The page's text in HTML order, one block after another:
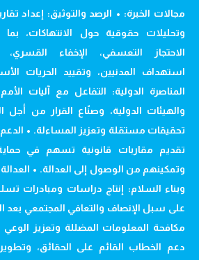
مجالات الخبرة: • الرصد والتوثيق: إعداد
وتحليلات حقوقية حول الانتهاكات،
الاحتجاز التعسفي، الإخفاء القسري،
استهداف المدنيين، وتقييد الحريات
المناصرة الدولية: التفاعل مع آليات الأمم
والهيئات الدولية، وصنّاع القرار من أجل
تحقيقات مستقلة وتعزيز المساءلة. • الدعم
تقديم مقاربات قانونية تسهم في حماية
وتمكينهم من الوصول إلى العدالة. • العدالة
وبناء السلام: إنتاج دراسات ومبادرات
على سبل الإنصاف والتعافي المجتمعي بعد
مكافحة المعلومات المضللة وتعزيز الوعي
دعم الخطاب القائم على الحقائق،